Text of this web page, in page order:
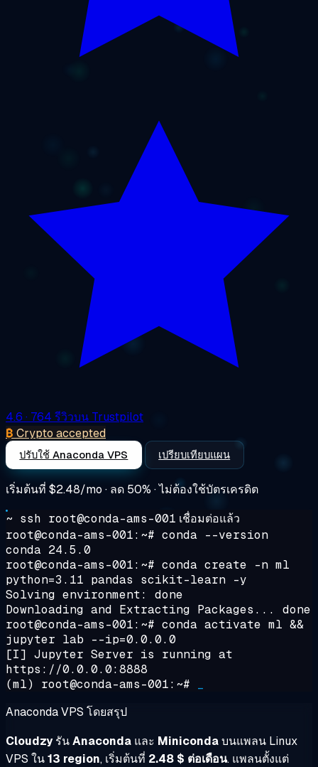
4.6 · 764 รีวิวบน Trustpilot
₿ Crypto accepted
ปรับใช้ Anaconda VPS เปรียบเทียบแผน
เริ่มต้นที่ $2.48/mo · ลด 50% · ไม่ต้องใช้บัตรเครดิต
~ ssh root@conda-ams-001 เชื่อมต่อแล้ว
root@conda-ams-001:~# conda --version
conda 24.5.0
root@conda-ams-001:~# conda create -n ml
python=3.11 pandas scikit-learn -y
Solving environment: done
Downloading and Extracting Packages... done
root@conda-ams-001:~# conda activate ml &&
jupyter lab --ip=0.0.0.0
[I] Jupyter Server is running at
https://0.0.0.0:8888
(ml) root@conda-ams-001:~#
Anaconda VPS โดยสรุป
CloudzyรันAnaconda และ Minicondaบนแพลน Linux
VPS ใน13 region, เริ่มต้นที่ 2.48 $ ต่อเดือน. แพลนตั้งแต่